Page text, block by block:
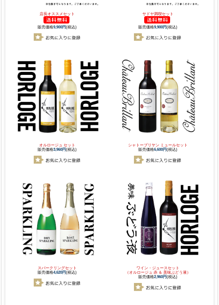
店長オススメセット
販売価格9,900円(税込)
サドヤ満喫セット
販売価格9,900円(税込)
オルロージュ セット
販売価格3,960円(税込)
シャトーブリヤン ミュールセット
販売価格6,600円(税込)
スパークリングセット
販売価格4,620円(税込)
ワイン・ジュースセット
（オルロージュ 赤 ＆ 美味ぶどう液）
販売価格2,960円(税込)